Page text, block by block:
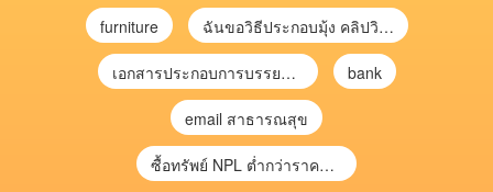
furniture ฉันขอวิธีประกอบมุ้ง คลิปวิดีโอ การประกอบมุ้ง
เอกสารประกอบการบรรยาย การประเมินความเสี่ยงเพื่อวางแผนการตรวจสอบ \ bank
email สาธารณสุข
ซื้อทรัพย์ NPL ต่ำกว่าราคาตลาด 30-70% แบบไม่ต้องไปประมูล”